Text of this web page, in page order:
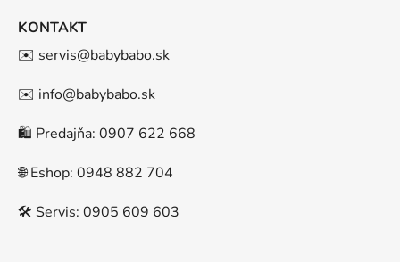
KONTAKT
✉️ servis@babybabo.sk
✉️ info@babybabo.sk
🛍️ Predajňa: 0907 622 668
🌐 Eshop: 0948 882 704
🛠️ Servis: 0905 609 603